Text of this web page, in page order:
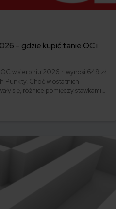
– gdzie kupić tanie OC i
w sierpniu 2026 r. wynosi 649 zł
Punkty. Choć w ostatnich
się, różnice pomiędzy stawkami
znaleźć najtańsze OC w Polsce